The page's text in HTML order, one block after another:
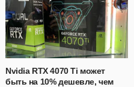
Nvidia RTX 4070 Ti может
быть на 10% дешевле, чем